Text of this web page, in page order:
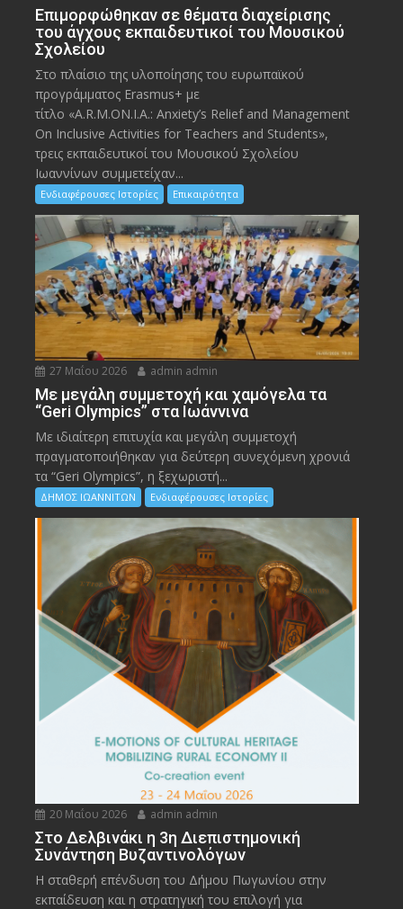
Eπιμορφώθηκαν σε θέματα διαχείρισης
του άγχους εκπαιδευτικοί του Μουσικού
Σχολείου
Στο πλαίσιο της υλοποίησης του ευρωπαϊκού
προγράμματος Erasmus+ με
τίτλο «A.R.M.ON.I.A.: Anxiety’s Relief and Management
On Inclusive Activities for Teachers and Students»,
τρεις εκπαιδευτικοί του Μουσικού Σχολείου
Ιωαννίνων συμμετείχαν...
Ενδιαφέρουσες Ιστορίες Επικαιρότητα
27 Μαΐου 2026 admin admin
Με μεγάλη συμμετοχή και χαμόγελα τα
“Geri Olympics” στα Ιωάννινα
Με ιδιαίτερη επιτυχία και μεγάλη συμμετοχή
πραγματοποιήθηκαν για δεύτερη συνεχόμενη χρονιά
τα “Geri Olympics”, η ξεχωριστή...
ΔΗΜΟΣ ΙΩΑΝΝΙΤΩΝ Ενδιαφέρουσες Ιστορίες
20 Μαΐου 2026 admin admin
Στο Δελβινάκι η 3η Διεπιστημονική
Συνάντηση Βυζαντινολόγων
Η σταθερή επένδυση του Δήμου Πωγωνίου στην
εκπαίδευση και η στρατηγική του επιλογή για